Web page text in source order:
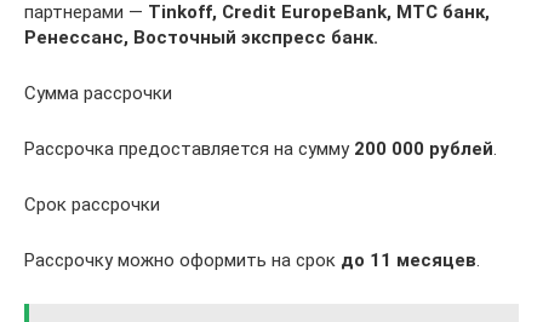
партнерами — Tinkoff, Credit EuropeBank, МТС банк,
Ренессанс, Восточный экспресс банк.
Сумма рассрочки
Рассрочка предоставляется на сумму 200 000 рублей.
Срок рассрочки
Рассрочку можно оформить на срок до 11 месяцев.